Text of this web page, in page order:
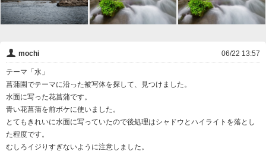
👤 mochi 06/22 13:57
テーマ「水」
菖蒲園でテーマに沿った被写体を探して、見つけました。
水面に写った花菖蒲です。
青い花菖蒲を前ボケに使いました。
とてもきれいに水面に写っていたので後処理はシャドウとハイライトを落とし
た程度です。
むしろイジりすぎないように注意しました。